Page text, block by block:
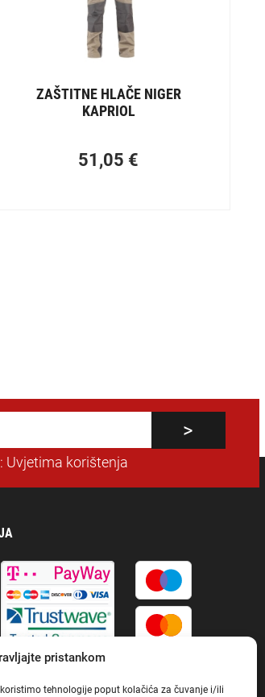
pristankom
tehnologije poput kolačića za čuvanje i/ili
ZAŠTITNE HLAČE NIGER
KAPRIOL
51,05 €
Uvjetima korištenja